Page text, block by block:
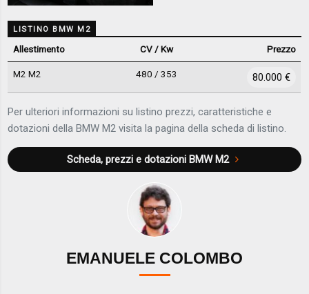
LISTINO BMW M2
Allestimento CV / Kw Prezzo
M2 M2 480 / 353 80.000 €
Per ulteriori informazioni su listino prezzi, caratteristiche e
dotazioni della BMW M2 visita la pagina della scheda di listino.
Scheda, prezzi e dotazioni BMW M2
EMANUELE COLOMBO